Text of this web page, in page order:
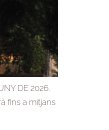
DE 2026.
fins a mitjans